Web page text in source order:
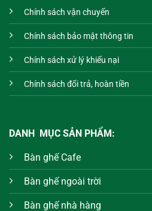
Chính sách vận chuyển
Chính sách bảo mật thông tin
Chính sách xử lý khiếu nại
Chính sách đổi trả, hoàn tiền
DANH MỤC SẢN PHẨM:
Bàn ghế Cafe
Bàn ghế ngoài trời
Bàn ghế nhà hàng